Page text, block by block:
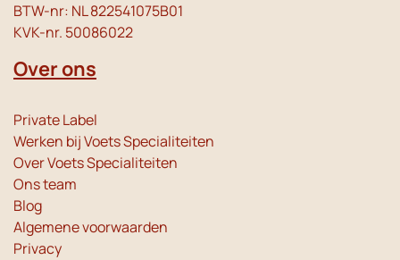
BTW-nr: NL 822541075B01
KVK-nr. 50086022
Over ons
Private Label
Werken bij Voets Specialiteiten
Over Voets Specialiteiten
Ons team
Blog
Algemene voorwaarden
Privacy